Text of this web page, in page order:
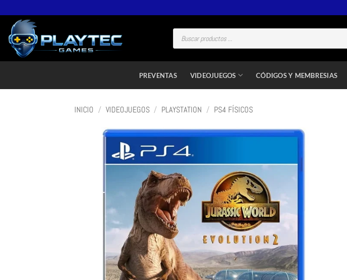
PREVENTAS VIDEOJUEGOS CÓDIGOS Y MEMBRESIAS
INICIO / VIDEOJUEGOS / PLAYSTATION / PS4 FÍSICOS